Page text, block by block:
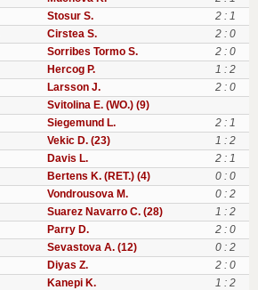
Stosur S.
2 : 1
Cirstea S.
2 : 0
Sorribes Tormo S.
2 : 0
Hercog P.
1 : 2
Larsson J.
2 : 0
Svitolina E. (WO.) (9)
Siegemund L.
2 : 1
Vekic D. (23)
1 : 2
Davis L.
2 : 1
Bertens K. (RET.) (4)
0 : 0
Vondrousova M.
0 : 2
Suarez Navarro C. (28)
1 : 2
Parry D.
2 : 0
Sevastova A. (12)
0 : 2
Diyas Z.
2 : 0
Kanepi K.
1 : 2